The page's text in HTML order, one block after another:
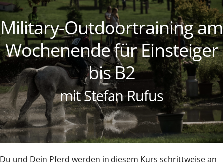
Military-Outdoortraining am
Wochenende für Einsteiger
bis B2
mit Stefan Rufus
Du und Dein Pferd werden in diesem Kurs schrittweise an